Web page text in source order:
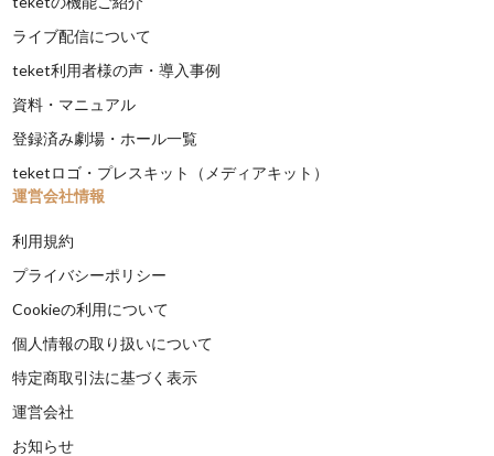
ライブ配信について
teket利用者様の声・導入事例
資料・マニュアル
登録済み劇場・ホール一覧
teketロゴ・プレスキット（メディアキット）
運営会社情報
利用規約
プライバシーポリシー
Cookieの利用について
個人情報の取り扱いについて
特定商取引法に基づく表示
運営会社
お知らせ